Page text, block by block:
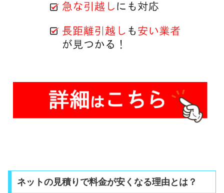
ネットの見積りで料金が安くなる理由とは？